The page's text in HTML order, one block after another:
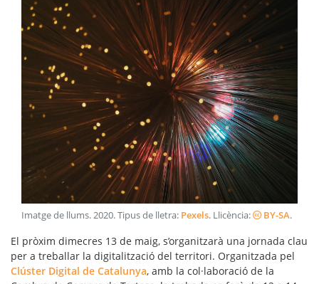
Imatge de llums.2020. Tipus de lletra: Pexels. Llicència: BY-SA.
El pròxim dimecres 13 de maig, s’organitzarà una jornada clau
per a treballar la digitalització del territori. Organitzada pel
Clúster Digital de Catalunya, amb la col·laboració de la